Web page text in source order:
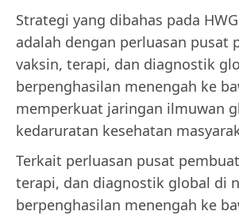
Strategi yang dibahas pada
adalah dengan perluasan pusat
vaksin, terapi, dan diagnostik
berpenghasilan menengah ke
memperkuat jaringan ilmuwan
kedaruratan kesehatan
Terkait perluasan pusat
terapi, dan diagnostik global di
berpenghasilan menengah ke